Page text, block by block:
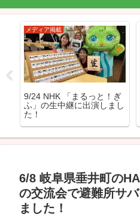
メディア掲載
9/24 NHK 「まるっと！ぎ
ふ」の生中継に出演しまし
た！
6/8 岐阜県垂井町の
の交流会で避難所サ
ました！